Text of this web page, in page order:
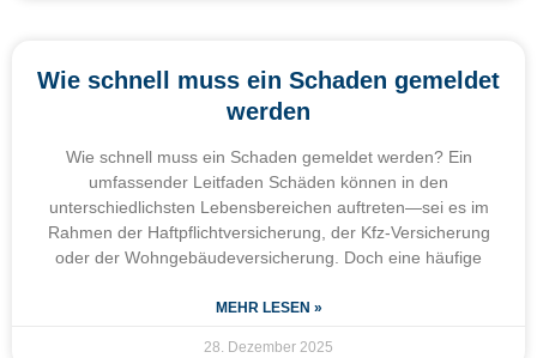
Wie schnell muss ein Schaden gemeldet
werden
Wie schnell muss ein Schaden gemeldet werden? Ein
umfassender Leitfaden Schäden können in den
unterschiedlichsten Lebensbereichen auftreten—sei es im
Rahmen der Haftpflichtversicherung, der Kfz-Versicherung
oder der Wohngebäudeversicherung. Doch eine häufige
MEHR LESEN »
28. Dezember 2025